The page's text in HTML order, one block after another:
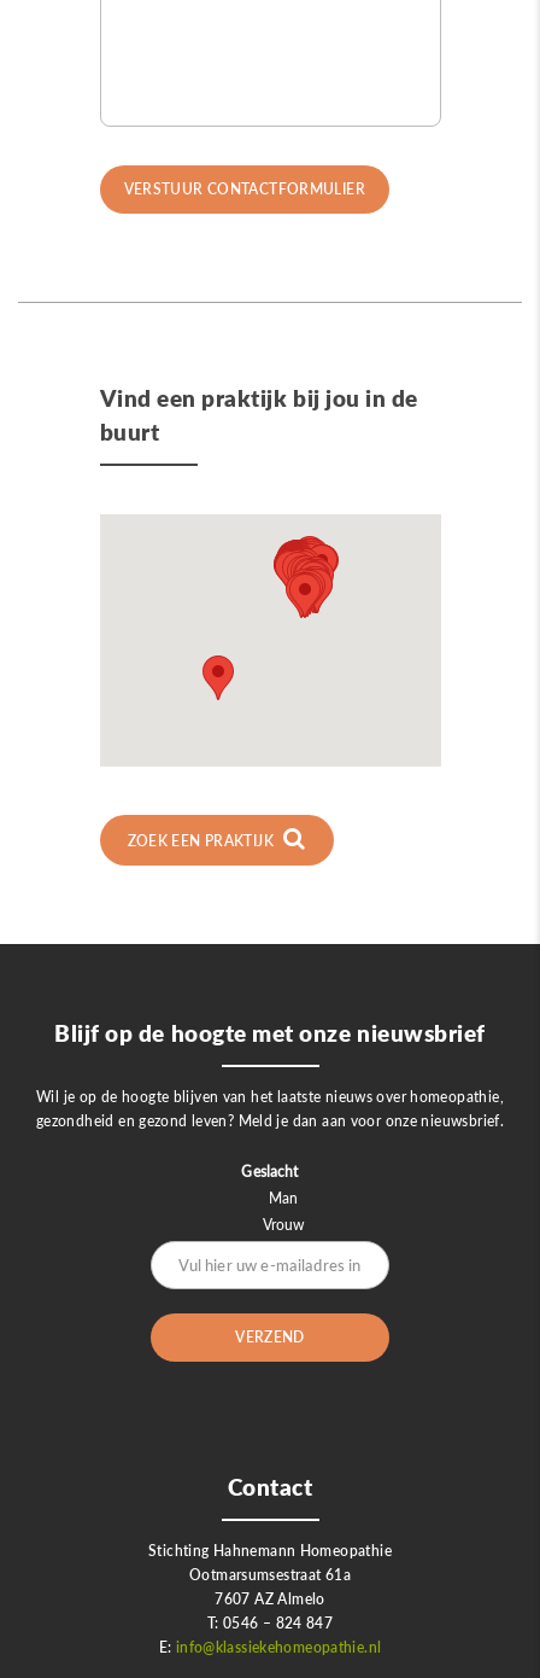
Vind een praktijk bij jou in de
buurt
ZOEK EEN PRAKTIJK
Contact
Stichting Hahnemann Homeopathie
Ootmarsumsestraat 61a
7607 AZ Almelo
T: 0546 – 824 847
E: info@klassiekehomeopathie.nl
Blijf op de hoogte met onze nieuwsbrief
Wil je op de hoogte blijven van het laatste nieuws over homeopathie,
gezondheid en gezond leven? Meld je dan aan voor onze nieuwsbrief.
Geslacht
Man
Vrouw